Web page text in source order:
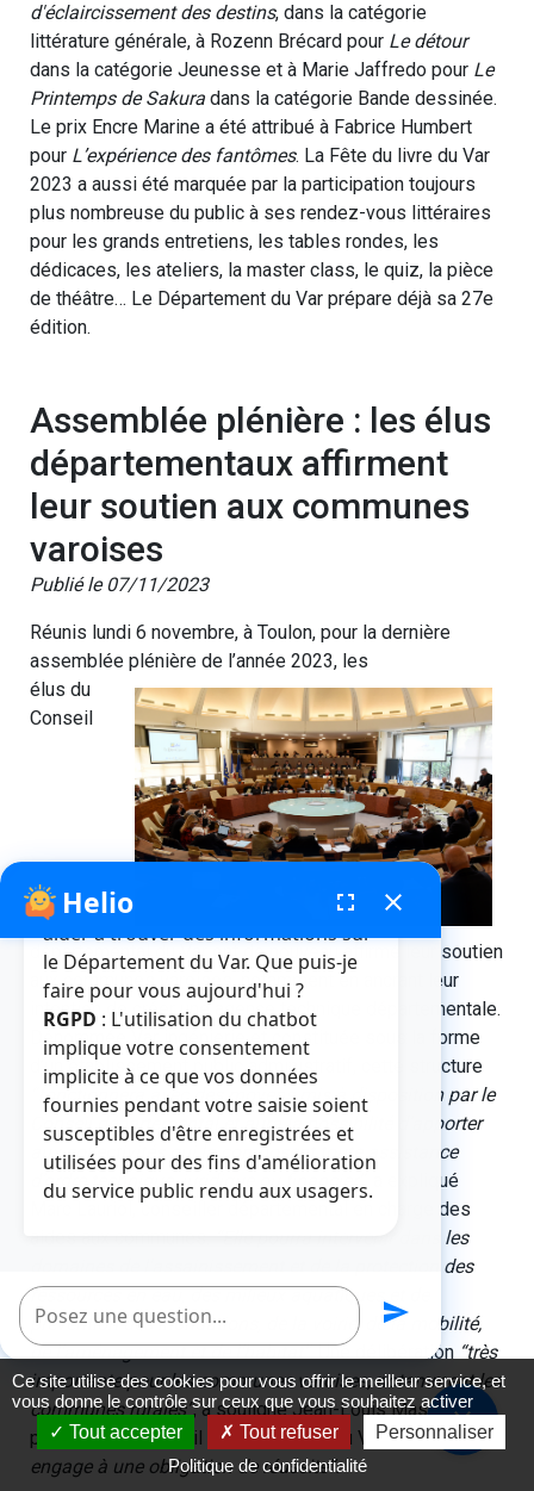
d'éclaircissement des destins, dans la catégorie
littérature générale, à Rozenn Brécard pour Le détour
dans la catégorie Jeunesse et à Marie Jaffredo pour Le
Printemps de Sakura dans la catégorie Bande dessinée.
Le prix Encre Marine a été attribué à Fabrice Humbert
pour L’expérience des fantômes. La Fête du livre du Var
2023 a aussi été marquée par la participation toujours
plus nombreuse du public à ses rendez-vous littéraires
pour les grands entretiens, les tables rondes, les
dédicaces, les ateliers, la master class, le quiz, la pièce
de théâtre… Le Département du Var prépare déjà sa 27e
édition.
Assemblée plénière : les élus
départementaux affirment
leur soutien aux communes
varoises
Publié le 07/11/2023
Réunis lundi 6 novembre, à Toulon, pour la dernière
assemblée plénière de l’année 2023, les
élus du
Conseil
départemental du Var ont de nouveau affirmé leur soutien
aux communes varoises, notamment en ancrant leur
intention de créer une agence technique départementale.
Dénommée Var ingénierie et constituée sous la forme
d’un établissement public administratif, cette structure
“fonctionnera avec des moyens mis à disposition par le
Conseil départemental et aura la possibilité d’apporter
aux collectivités qui la composent toute assistance
d’ordre technique, juridique ou financier”
, a expliqué
Marc Lauriol, conseiller départemental en charge des
“Elle pourra intervenir dans les
domaines de l'assainissement et de la protection des
ressources en eau, des milieux aquatiques et de
prévention des inondations, de la voirie, de la mobilité,
de l'aménagement et de l'habitat”. Une délibération “très
importante pour les communes varoises, notamment les
communes rurales”, a souligné Jean-Louis Masson,
président du Conseil départemental du Var.“Elle nous
engage à une obligation de réussite”.
close
Helio fenêtre de chatbot
fullscreen close
Bonjour, je suis Helio. Je peux vous
aider à trouver des informations sur
le Département du Var. Que puis-je
faire pour vous aujourd'hui ?
RGPD : L'utilisation du chatbot
implique votre consentement
implicite à ce que vos données
fournies pendant votre saisie soient
susceptibles d'être enregistrées et
utilisées pour des fins d'amélioration
du service public rendu aux usagers.
Poser une question send
Ce site utilise des cookies pour vous offrir le meilleur service, et
vous donne le contrôle sur ceux que vous souhaitez activer
Tout accepter
Tout refuser
Personnaliser
Politique de confidentialité